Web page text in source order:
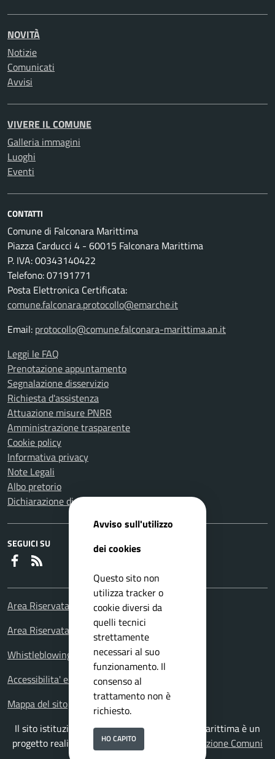
NOVITÀ
Notizie
Comunicati
Avvisi
VIVERE IL COMUNE
Galleria immagini
Luoghi
Eventi
CONTATTI
Comune di Falconara Marittima
Piazza Carducci 4 - 60015 Falconara Marittima
P. IVA: 00343140422
Telefono: 07191771
Posta Elettronica Certificata:
comune.falconara.protocollo@emarche.it
Email: protocollo@comune.falconara-marittima.an.it
Leggi le FAQ
Prenotazione appuntamento
Segnalazione disservizio
Richiesta d'assistenza
Attuazione misure PNRR
Amministrazione trasparente
Cookie policy
Informativa privacy
Note Legali
Albo pretorio
Dichiarazione di accessibilità
SEGUICI SU
Faceboook
Area Riservata Consiglieri Comunali
Area Riservata Polizia Locale
Whistleblowing – Segnalazioni illeciti
Accessibilita' e meccanismo di feedback
Mappa del sito
Il sito istituzionale del Comune di Falconara Marittima è un
progetto realizzato daISWEB S.p.A.
Soluzione Comuni
Avviso sull'utilizzo
dei cookies
Questo sito non
utilizza tracker o
cookie diversi da
quelli tecnici
strettamente
necessari al suo
funzionamento. Il
consenso al
trattamento non è
richiesto.
HO CAPITO